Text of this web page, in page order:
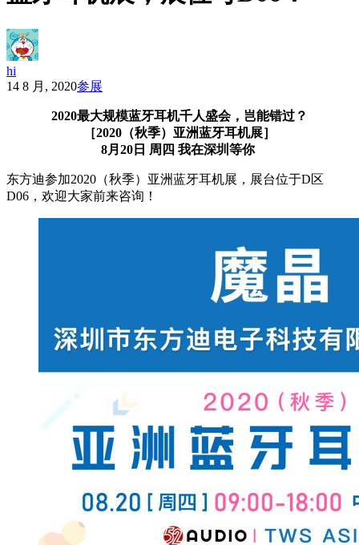
hi
14 8 月, 2020参展
2020最大规模蓝牙耳机千人盛会，岂能错过？
［2020（秋季）亚洲蓝牙耳机展］
8月20日 周四 我在深圳等你
东方迪参加2020（秋季）亚洲蓝牙耳机展，展台位于D区
D06，欢迎大家前来咨询！